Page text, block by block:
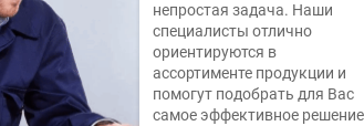
непростая задача. Наши
специалисты отлично
ориентируются в
ассортименте продукции и
помогут подобрать для Вас
самое эффективное